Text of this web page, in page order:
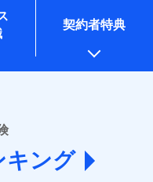
め
ため
業務を行うため
情報は、保険会社のホ
ご確認ください。
式会社
)
www.axa-
契約者特典
キング